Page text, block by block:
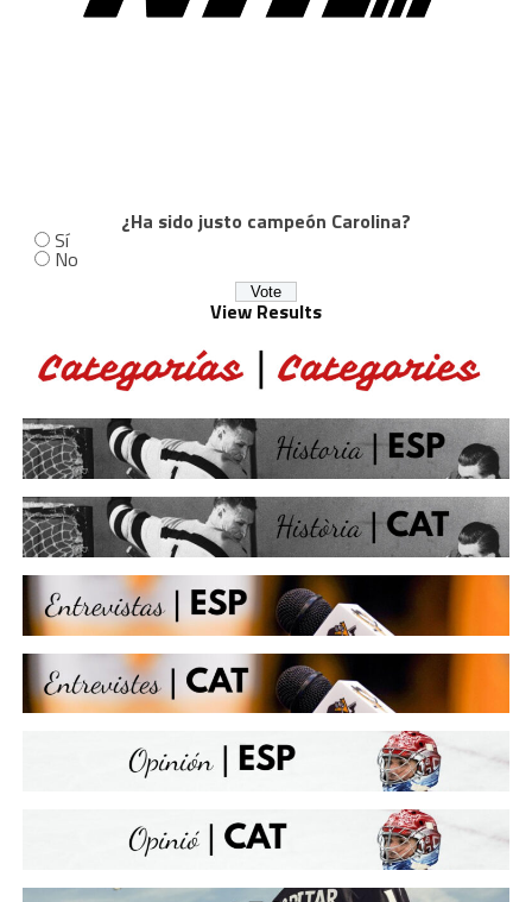
¿Ha sido justo campeón Carolina?
Sí
No
View Results